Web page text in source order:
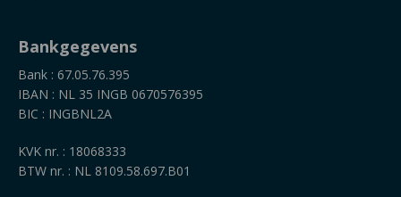
Bankgegevens
Bank : 67.05.76.395
IBAN : NL 35 INGB 0670576395
BIC : INGBNL2A
KVK nr. : 18068333
BTW nr. : NL 8109.58.697.B01